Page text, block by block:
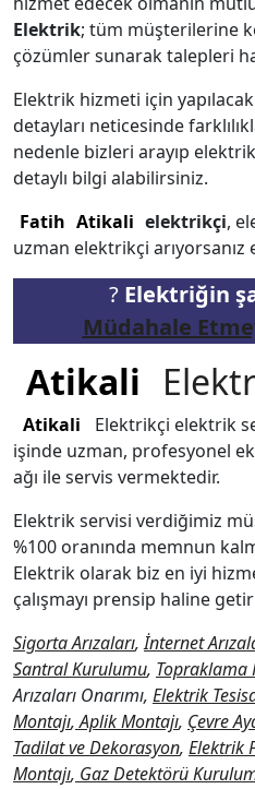
Elektrik; tüm müşterilerine
çözümler sunarak talepleri
Elektrik hizmeti için
detayları neticesinde
nedenle bizleri arayıp
detaylı bilgi alabilirsiniz.
Fatih Atikali elektrikçi,
uzman elektrikçi
? Elektriğin
Müdahale
Atikali
Atikali
Elektrikçi elektrik
işinde uzman, profesyonel
ağı ile servis vermektedir.
Elektrik servisi verdiğimiz
%100 oranında memnun
Elektrik olarak biz en iyi
çalışmayı prensip haline
Sigorta Arızaları,İnternet
Santral Kurulumu, Topraklama
Arızaları Onarımı, Elektrik
Montajı,Aplik Montajı, Çevre
Tadilat ve Dekorasyon, Elektrik
Montajı, Gaz Detektörü